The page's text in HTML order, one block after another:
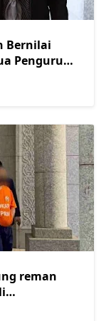
Bernilai
Pengurus
Urusan
reman